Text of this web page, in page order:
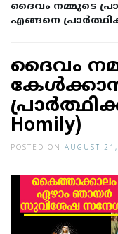
ദൈവം നമ്മുടെ
എങ്ങനെ
ദൈവം
Homily)
POSTED ON AUGUST